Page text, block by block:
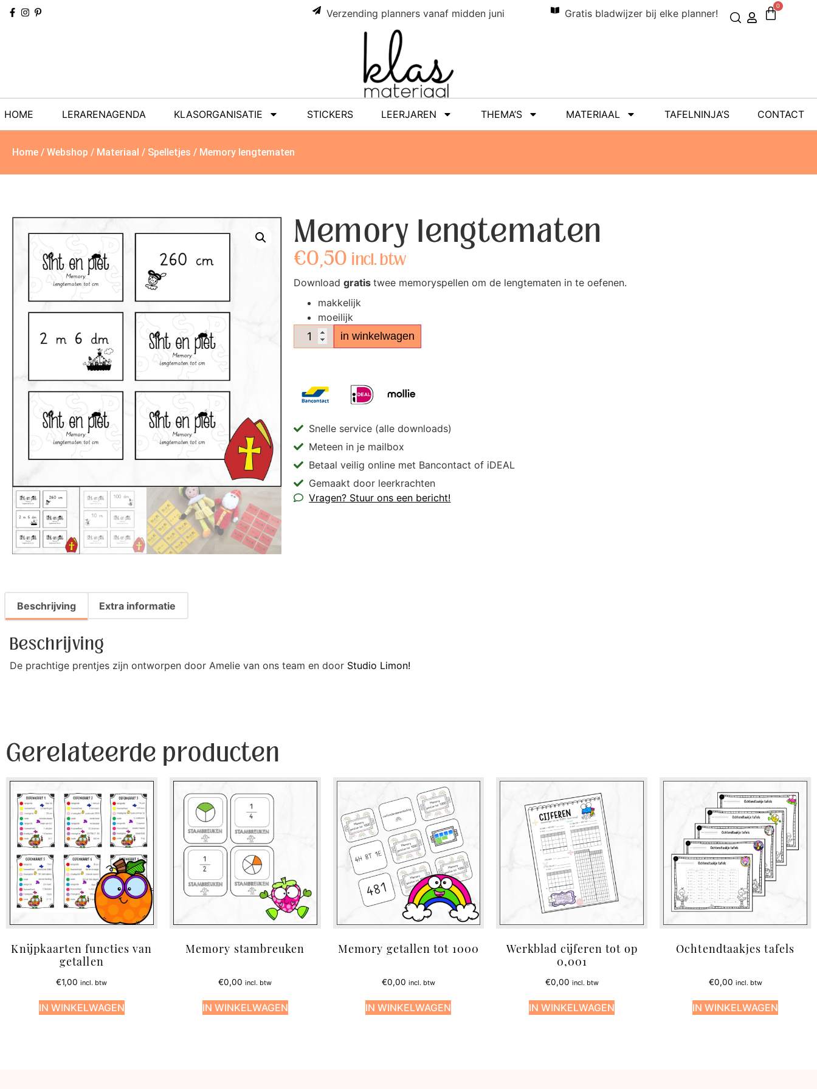
Verzending planners vanaf midden juni Gratis bladwijzer bij elke planner!
0
HOME LERARENAGENDA KLASORGANISATIE STICKERS LEERJAREN THEMA’S MATERIAAL TAFELNINJA’S CONTACT
Home / Webshop / Materiaal / Spelletjes / Memory lengtematen
Memory lengtematen
€0,50 incl. btw
Downloadgratistwee memoryspellen om de lengtematen in te oefenen.
makkelijk
moeilijk
in winkelwagen
Snelle service (alle downloads)
Meteen in je mailbox
Betaal veilig online met Bancontact of iDEAL
Gemaakt door leerkrachten
Vragen? Stuur ons een bericht!
Beschrijving Extra informatie
Beschrijving
De prachtige prentjes zijn ontworpen door Amelie van ons team en door Studio Limon!
Gerelateerde producten
Knijpkaarten functies van
getallen
€1,00 incl. btw
IN WINKELWAGEN
Memory stambreuken
€0,00 incl. btw
IN WINKELWAGEN
Memory getallen tot 1000
€0,00 incl. btw
IN WINKELWAGEN
Werkblad cijferen tot op
0,001
€0,00 incl. btw
IN WINKELWAGEN
Ochtendtaakjes tafels
€0,00 incl. btw
IN WINKELWAGEN